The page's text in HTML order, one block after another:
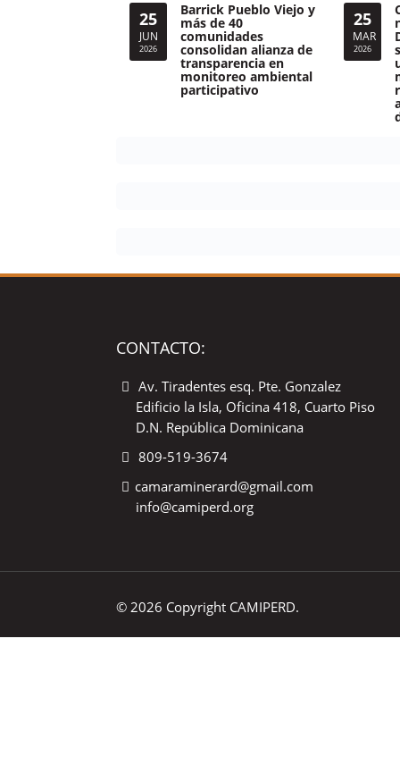
25
JUN
2026
Barrick Pueblo Viejo y
más de 40
comunidades
consolidan alianza de
transparencia en
monitoreo ambiental
participativo
25
MAR
2026
CONTACTO:
Av. Tiradentes esq. Pte. Gonzalez
Edificio la Isla, Oficina 418, Cuarto Piso
D.N. República Dominicana
809-519-3674
camaraminerard@gmail.com
info@camiperd.org
© 2026 Copyright CAMIPERD.